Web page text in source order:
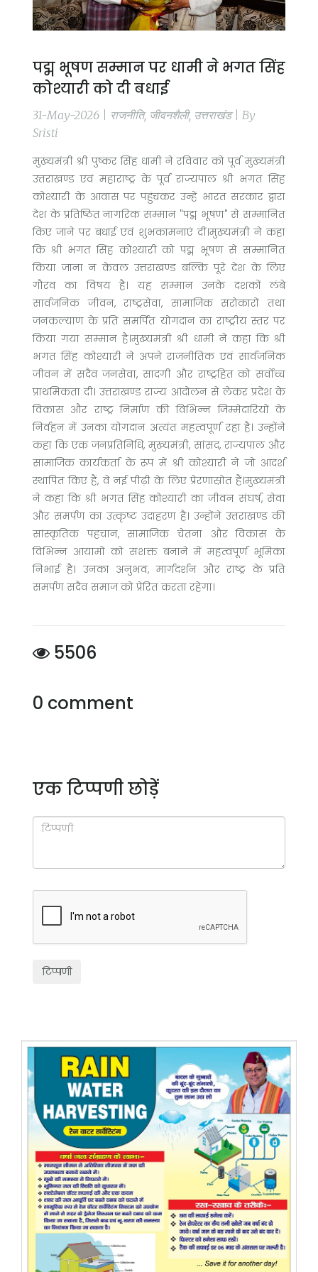
पद्म भूषण सम्मान पर धामी ने भगत सिंह
कोश्यारी को दी बधाई
31-May-2026 | राजनीति, जीवनशैली, उत्तराखंड | By
Sristi
मुख्यमंत्री श्री पुष्कर सिंह धामी ने रविवार को पूर्व मुख्यमंत्री
उत्तराखण्ड एवं महाराष्ट्र के पूर्व राज्यपाल श्री भगत सिंह
कोश्यारी के आवास पर पहुंचकर उन्हें भारत सरकार द्वारा
देश के प्रतिष्ठित नागरिक सम्मान "पद्म भूषण" से सम्मानित
किए जाने पर बधाई एवं शुभकामनाएं दीं।मुख्यमंत्री ने कहा
कि श्री भगत सिंह कोश्यारी को पद्म भूषण से सम्मानित
किया जाना न केवल उत्तराखण्ड बल्कि पूरे देश के लिए
गौरव का विषय है। यह सम्मान उनके दशकों लंबे
सार्वजनिक जीवन, राष्ट्रसेवा, सामाजिक सरोकारों तथा
जनकल्याण के प्रति समर्पित योगदान का राष्ट्रीय स्तर पर
किया गया सम्मान है।मुख्यमंत्री श्री धामी ने कहा कि श्री
भगत सिंह कोश्यारी ने अपने राजनीतिक एवं सार्वजनिक
जीवन में सदैव जनसेवा, सादगी और राष्ट्रहित को सर्वोच्च
प्राथमिकता दी। उत्तराखण्ड राज्य आंदोलन से लेकर प्रदेश के
विकास और राष्ट्र निर्माण की विभिन्न जिम्मेदारियों के
निर्वहन में उनका योगदान अत्यंत महत्वपूर्ण रहा है। उन्होंने
कहा कि एक जनप्रतिनिधि, मुख्यमंत्री, सांसद, राज्यपाल और
सामाजिक कार्यकर्ता के रूप में श्री कोश्यारी ने जो आदर्श
स्थापित किए हैं, वे नई पीढ़ी के लिए प्रेरणास्रोत हैं।मुख्यमंत्री
ने कहा कि श्री भगत सिंह कोश्यारी का जीवन संघर्ष, सेवा
और समर्पण का उत्कृष्ट उदाहरण है। उन्होंने उत्तराखण्ड की
सांस्कृतिक पहचान, सामाजिक चेतना और विकास के
विभिन्न आयामों को सशक्त बनाने में महत्वपूर्ण भूमिका
निभाई है। उनका अनुभव, मार्गदर्शन और राष्ट्र के प्रति
समर्पण सदैव समाज को प्रेरित करता रहेगा।
5506
0 comment
एक टिप्पणी छोड़ें